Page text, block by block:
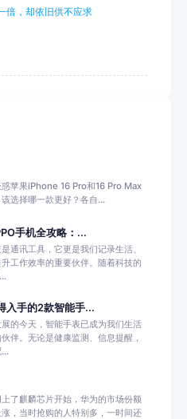
倍，却依旧供不应求
惑苹果iPhone 16 Pro和16 Pro Max
选择哪一款更好？各自...
手机全攻略：...
通讯工具，它更是我们记录生活、
工作效率的重要伙伴。随着科技的
入手的2款智能手...
的今天，智能手表已成为我们生活
伴。无论是健康监测、信息提醒，
了麒麟芯片开始，华为的市场份额
，当时抢购的人特别多，一时间还